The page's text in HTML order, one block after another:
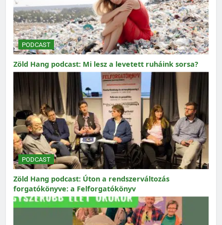
PODCAST
Zöld Hang podcast: Mi lesz a levetett ruháink sorsa?
PODCAST
Zöld Hang podcast: Úton a rendszerváltozás
forgatókönyve: a Felforgatókönyv